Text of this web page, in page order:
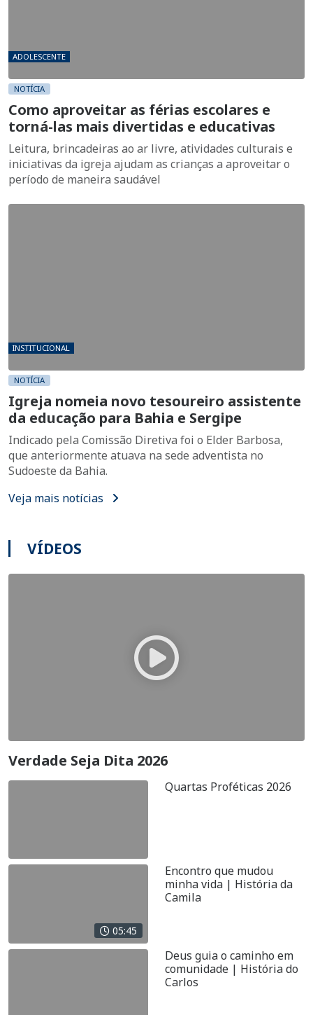
ADOLESCENTE
NOTÍCIA
Como aproveitar as férias escolares e
torná-las mais divertidas e educativas
Leitura, brincadeiras ao ar livre, atividades culturais e
iniciativas da igreja ajudam as crianças a aproveitar o
período de maneira saudável
INSTITUCIONAL
NOTÍCIA
Igreja nomeia novo tesoureiro assistente
da educação para Bahia e Sergipe
Indicado pela Comissão Diretiva foi o Elder Barbosa,
que anteriormente atuava na sede adventista no
Sudoeste da Bahia.
Veja mais notícias
VÍDEOS
Verdade Seja Dita 2026
Quartas Proféticas 2026
05:45
Encontro que mudou
minha vida | História da
Camila
Deus guia o caminho em
comunidade | História do
Carlos